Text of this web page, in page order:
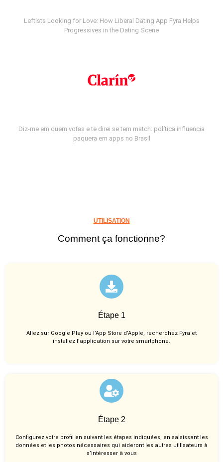
Leftists Looking for Love: How Liberal Dating App Fyra Helps
Progressives in the Dating Scene
Diz-me em quem votas e te direi se tem match: política influencia
paquera em apps no Brasil
UTILISATION
Comment ça fonctionne?
Étape 1
Allez sur Google Play ou l’App Store d’Apple, recherchez Fyra et
installez l’application sur votre smartphone.
Étape 2
Configurez votre profil en suivant les étapes indiquées, en saisissant les
données et les photos nécessaires qui aideront les autres utilisateurs à
s’intéresser à vous